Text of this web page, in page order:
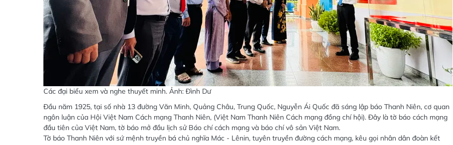
Các đại biểu xem và nghe thuyết minh. Ảnh: Đình Dư
Đầu năm 1925, tại số nhà 13 đường Văn Minh, Quảng Châu, Trung Quốc, Nguyễn Ái Quốc đã sáng lập báo Thanh Niên, cơ quan
ngôn luận của Hội Việt Nam Cách mạng Thanh Niên, (Việt Nam Thanh Niên Cách mạng đồng chí hội). Đây là tờ báo cách mạng
đầu tiên của Việt Nam, tờ báo mở đầu lịch sử Báo chí cách mạng và báo chí vô sản Việt Nam.
Tờ báo Thanh Niên với sứ mệnh truyền bá chủ nghĩa Mác - Lênin, tuyên truyền đường cách mạng, kêu gọi nhân dân đoàn kết